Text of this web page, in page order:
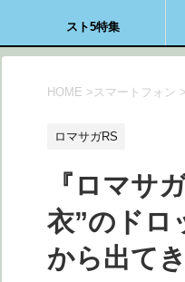
スト5特集
HOME > スマートフォン >
ロマサガRS
『ロマサ
衣”のドロ
から出て